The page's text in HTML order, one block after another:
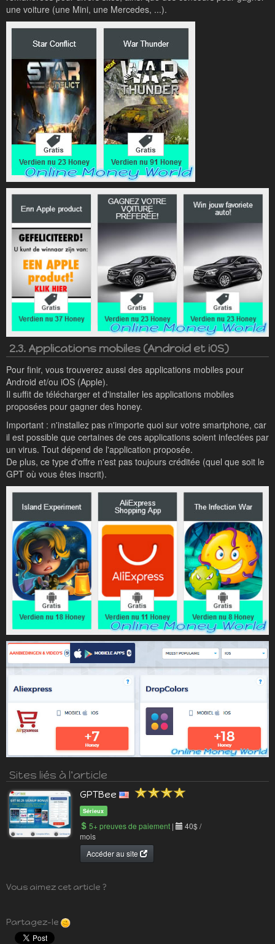
une voiture (une Mini, une Mercedes, ...).
2.3. Applications mobiles (Android et iOS)
Pour finir, vous trouverez aussi des applications mobiles pour
Android et/ou iOS (Apple).
Il suffit de télécharger et d'installer les applications mobiles
proposées pour gagner des honey.
Important : n'installez pas n'importe quoi sur votre smartphone, car
il est possible que certaines de ces applications soient infectées par
un virus. Tout dépend de l'application proposée.
De plus, ce type d'offre n'est pas toujours créditée (quel que soit le
GPT où vous êtes inscrit).
Sites liés à l'article
GPTBee
Sérieux
5+ preuves de paiement |
40$ /
mois
Accéder au site
Vous aimez cet article ?
Partagez-le